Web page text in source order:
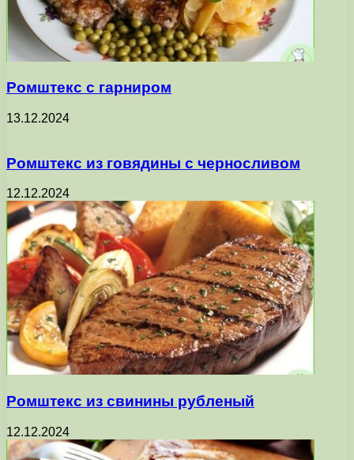
Ромштекс с гарниром
13.12.2024
Ромштекс из говядины с черносливом
12.12.2024
Ромштекс из свинины рубленый
12.12.2024